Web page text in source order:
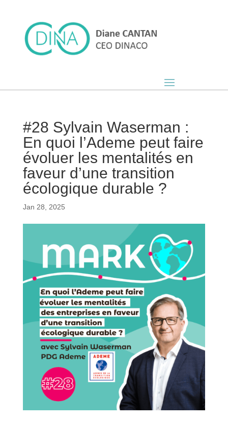
#28 Sylvain Waserman :
En quoi l’Ademe peut faire
évoluer les mentalités en
faveur d’une transition
écologique durable ?
Jan 28, 2025